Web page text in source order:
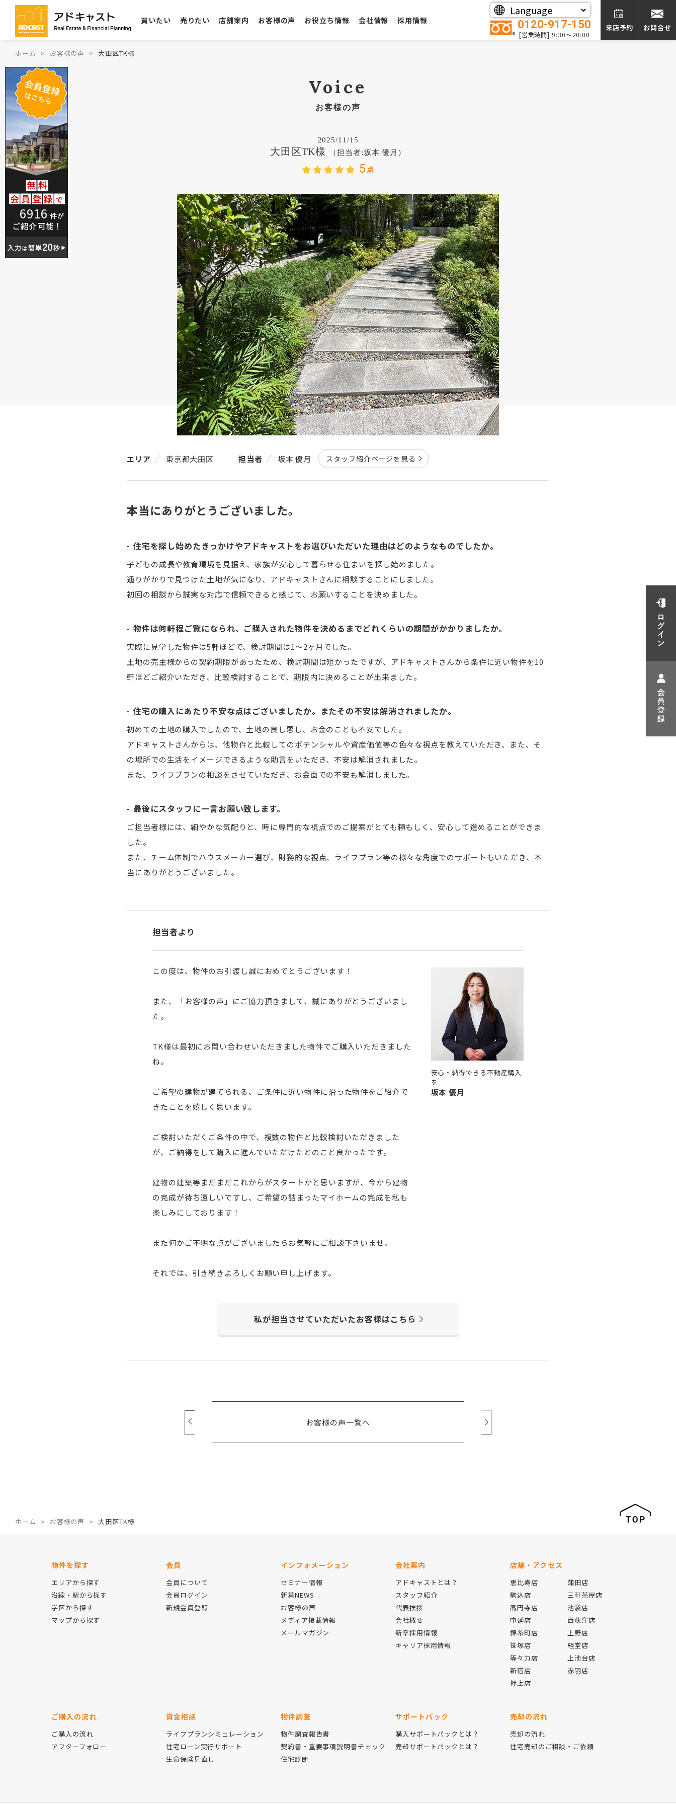
買いたい 売りたい 店舗案内 お客様の声 お役立ち情報 会社情報 採用情報 0120-917-150
[営業時間] 9:30～20:00
来店予約 お問合せ
ホーム お客様の声 大田区TK様
Voice
お客様の声
2025/11/15
大田区TK様 （担当者:坂本 優月）
5点
エリア 東京都大田区 担当者 坂本 優月 スタッフ紹介ページを見る
本当にありがとうございました。
住宅を探し始めたきっかけやアドキャストをお選びいただいた理由はどのようなものでしたか。
子どもの成長や教育環境を見据え、家族が安心して暮らせる住まいを探し始めました。
通りがかりで見つけた土地が気になり、アドキャストさんに相談することにしました。
初回の相談から誠実な対応で信頼できると感じて、お願いすることを決めました。
物件は何軒程ご覧になられ、ご購入された物件を決めるまでどれくらいの期間がかかりましたか。
実際に見学した物件は5軒ほどで、検討期間は1～2ヶ月でした。
土地の売主様からの契約期限があったため、検討期間は短かったですが、アドキャストさんから条件に近い物件を10
軒ほどご紹介いただき、比較検討することで、期限内に決めることが出来ました。
住宅の購入にあたり不安な点はございましたか。またその不安は解消されましたか。
初めての土地の購入でしたので、土地の良し悪し、お金のことも不安でした。
アドキャストさんからは、他物件と比較してのポテンシャルや資産価値等の色々な視点を教えていただき、また、そ
の場所での生活をイメージできるような助言をいただき、不安は解消されました。
また、ライフプランの相談をさせていただき、お金面での不安も解消しました。
最後にスタッフに一言お願い致します。
ご担当者様には、細やかな気配りと、時に専門的な視点でのご提案がとても頼もしく、安心して進めることができま
した。
また、チーム体制でハウスメーカー選び、財務的な視点、ライフプラン等の様々な角度でのサポートもいただき、本
当にありがとうございました。
担当者より
この度は、物件のお引渡し誠におめでとうございます！
また、「お客様の声」にご協力頂きまして、誠にありがとうございまし
た。
TK様は最初にお問い合わせいただきました物件でご購入いただきました
ね。
ご希望の建物が建てられる、ご条件に近い物件に沿った物件をご紹介で
きたことを嬉しく思います。
ご検討いただくご条件の中で、複数の物件と比較検討いただきました
が、ご納得をして購入に進んでいただけたとのこと良かったです。
建物の建築等まだまだこれからがスタートかと思いますが、今から建物
の完成が待ち遠しいですし、ご希望の詰まったマイホームの完成を私も
楽しみにしております！
また何かご不明な点がございましたらお気軽にご相談下さいませ。
それでは、引き続きよろしくお願い申し上げます。
安心・納得できる不動産購入
を
坂本 優月
私が担当させていただいたお客様はこちら
お客様の声一覧へ
ホーム お客様の声 大田区TK様
物件を探す
エリアから探す
沿線・駅から探す
学区から探す
マップから探す
会員
会員について
会員ログイン
新規会員登録
インフォメーション
セミナー情報
新着NEWS
お客様の声
メディア掲載情報
メールマガジン
会社案内
アドキャストとは？
スタッフ紹介
代表挨拶
会社概要
新卒採用情報
キャリア採用情報
店舗・アクセス
恵比寿店
駒込店
高円寺店
中延店
錦糸町店
笹塚店
等々力店
新宿店
押上店
蒲田店
三軒茶屋店
池袋店
西荻窪店
上野店
経堂店
上池台店
赤羽店
ご購入の流れ
ご購入の流れ
アフターフォロー
資金相談
ライフプランシミュレーション
住宅ローン実行サポート
生命保険見直し
物件調査
物件調査報告書
契約書・重要事項説明書チェック
住宅診断
サポートパック
購入サポートパックとは？
売却サポートパックとは？
売却の流れ
売却の流れ
住宅売却のご相談・ご依頼
6916